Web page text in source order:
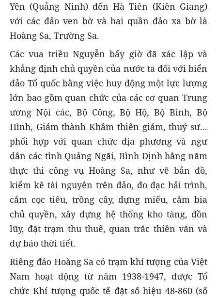
Yên (Quảng Ninh) đến Hà Tiên (Kiên Giang)
với các đảo ven bờ và hai quần đảo xa bờ là
Hoàng Sa, Trường Sa.
Các vua triều Nguyễn bấy giờ đã xác lập và
khẳng định chủ quyền của nước ta đối với biển
đảo Tổ quốc bằng việc huy động một lực lượng
lớn bao gồm quan chức của các cơ quan Trung
ương Nội các, Bộ Công, Bộ Hộ, Bộ Binh, Bộ
Hình, Giám thành Khâm thiên giám, thuỷ sư...
phối hợp với quan chức địa phương và ngư
dân các tỉnh Quảng Ngãi, Bình Định hằng năm
thực thi công vụ Hoàng Sa, như vẽ bản đồ,
kiểm kê tài nguyên trên đảo, đo đạc hải trình,
cắm cọc tiêu, trồng cây, dựng miếu, cắm bia
chủ quyền, xây dựng hệ thống kho tàng, đồn
lũy, đặt trạm thu thuế, quan trắc thiên văn và
dự báo thời tiết.
Riêng đảo Hoàng Sa có trạm khí tượng của Việt
Nam hoạt động từ năm 1938-1947, được Tổ
chức Khí tượng quốc tế đặt số hiệu 48-860 (số